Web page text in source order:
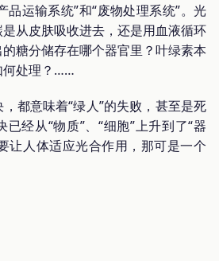
品运输系统”和“废物处理系统”。光
从皮肤吸收进去，还是用血液循环
糖分储存在哪个器官里？叶绿素本
何处理？……
都意味着“绿人”的失败，甚至是死
经从“物质”、“细胞”上升到了“器
让人体适应光合作用，那可是一个